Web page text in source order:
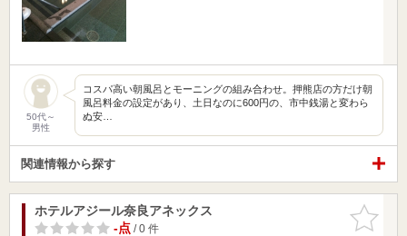
50代～
男性
コスパ高い朝風呂とモーニングの組み合わせ。押熊店の方だけ朝
風呂料金の設定があり、土日なのに600円の、市中銭湯と変わら
ぬ安…
関連情報から探す
お気に入
りに追加
ホテルアジール奈良アネックス
-点/ 0 件